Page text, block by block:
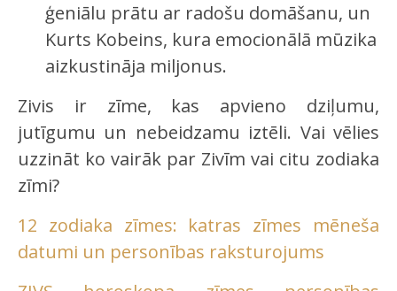
ģeniālu prātu ar radošu domāšanu, un
Kurts Kobeins, kura emocionālā mūzika
aizkustināja miljonus.
Zivis ir zīme, kas apvieno dziļumu,
jutīgumu un nebeidzamu iztēli. Vai vēlies
uzzināt ko vairāk par Zivīm vai citu zodiaka
zīmi?
12 zodiaka zīmes: katras zīmes mēneša
datumi un personības raksturojums